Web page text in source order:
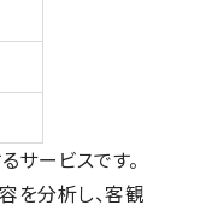
サービスです。
を分析し、客観